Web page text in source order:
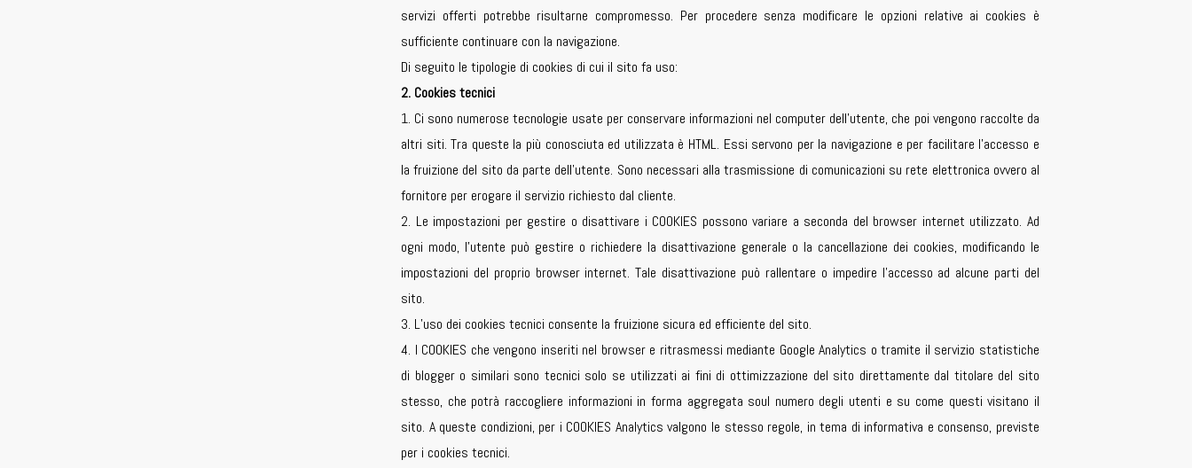
servizi offerti potrebbe risultarne compromesso. Per procedere senza modificare le opzioni relative ai cookies è
sufficiente continuare con la navigazione.
Di seguito le tipologie di cookies di cui il sito fa uso:
2. Cookies tecnici
1. Ci sono numerose tecnologie usate per conservare informazioni nel computer dell’utente, che poi vengono raccolte da
altri siti. Tra queste la più conosciuta ed utilizzata è HTML. Essi servono per la navigazione e per facilitare l’accesso e
la fruizione del sito da parte dell’utente. Sono necessari alla trasmissione di comunicazioni su rete elettronica ovvero al
fornitore per erogare il servizio richiesto dal cliente.
2. Le impostazioni per gestire o disattivare i COOKIES possono variare a seconda del browser internet utilizzato. Ad
ogni modo, l’utente può gestire o richiedere la disattivazione generale o la cancellazione dei cookies, modificando le
impostazioni del proprio browser internet. Tale disattivazione può rallentare o impedire l’accesso ad alcune parti del
sito.
3. L’uso dei cookies tecnici consente la fruizione sicura ed efficiente del sito.
4. I COOKIES che vengono inseriti nel browser e ritrasmessi mediante Google Analytics o tramite il servizio statistiche
di blogger o similari sono tecnici solo se utilizzati ai fini di ottimizzazione del sito direttamente dal titolare del sito
stesso, che potrà raccogliere informazioni in forma aggregata soul numero degli utenti e su come questi visitano il
sito. A queste condizioni, per i COOKIES Analytics valgono le stesso regole, in tema di informativa e consenso, previste
per i cookies tecnici.